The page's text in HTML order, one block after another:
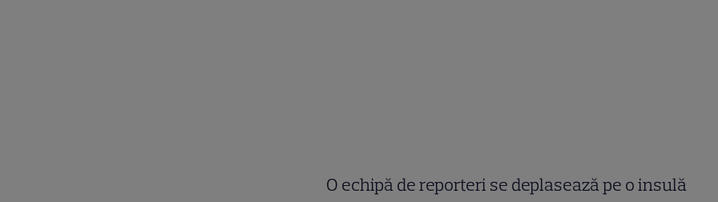
O echipă de reporteri se deplasează pe o insulă